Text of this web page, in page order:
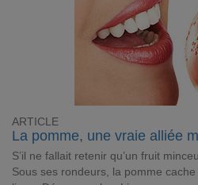
ARTICLE
La pomme, une vraie alliée
S’il ne fallait retenir qu’un fruit
Sous ses rondeurs, la pomme